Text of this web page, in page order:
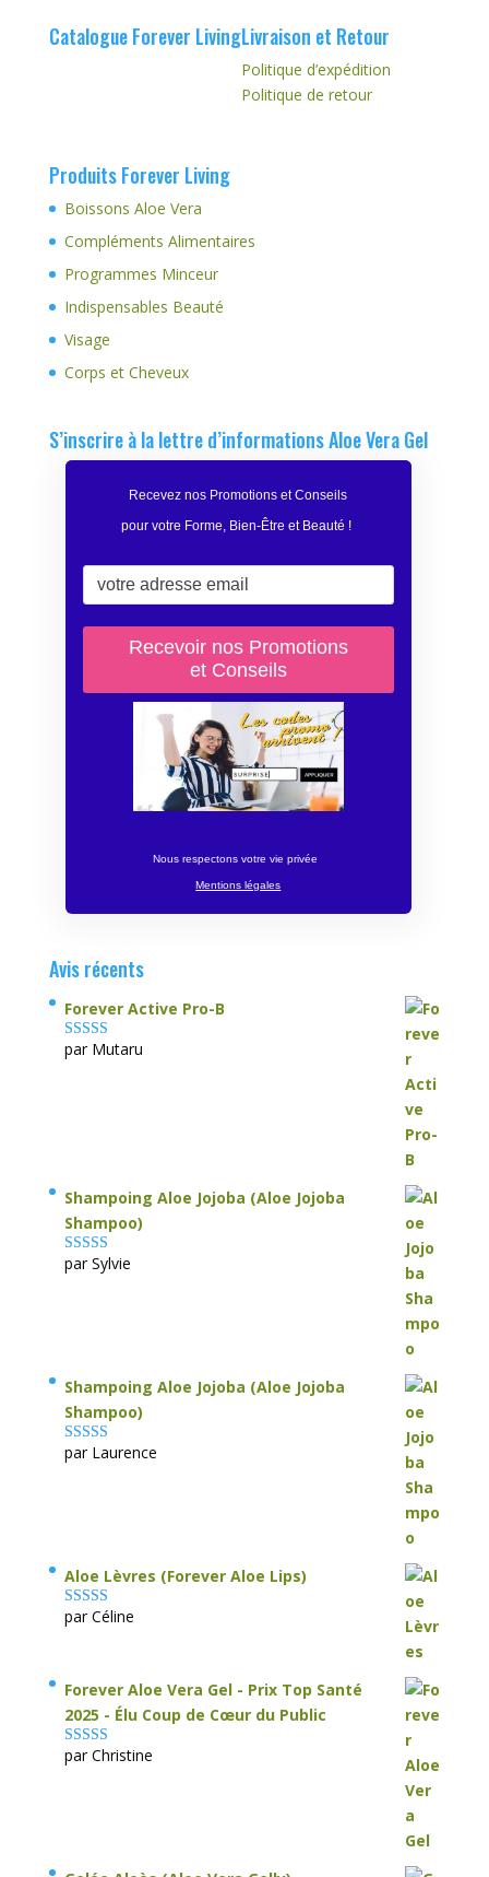
Catalogue Forever LivingLivraison et Retour
Politique d’expédition
Politique de retour
Produits Forever Living
Boissons Aloe Vera
Compléments Alimentaires
Programmes Minceur
Indispensables Beauté
Visage
Corps et Cheveux
S’inscrire à la lettre d’informations Aloe Vera Gel
Recevez nos Promotions et Conseils
pour votre Forme, Bien-Être et Beauté !
Nous respectons votre vie privée
Mentions légales
Avis récents
Forever Active Pro-B
Note4sur
par Mutaru
Shampoing Aloe Jojoba (Aloe Jojoba
Shampoo)
Note5sur 5
par Sylvie
Shampoing Aloe Jojoba (Aloe Jojoba
Shampoo)
Note5sur 5
par Laurence
Aloe Lèvres (Forever Aloe Lips)
Note5sur 5
par Céline
Forever Aloe Vera Gel - Prix Top Santé
2025 - Élu Coup de Cœur du Public
Note5sur 5
par Christine